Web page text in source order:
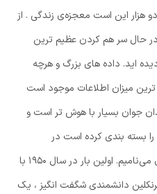
هزار این است معجزه‌ی زندگی . از
در حال سر هم کردن عظیم ترین
اید. داده های بزرگ و هرچه
ترین میزان اطلاعات موجود است
جوان بسیار با هوش تر است و
بسته بندی کرده است در
کریستالی کوچک که ما آنرا دی اِن اِی می‌نامیم. اولین بار در سال ۱۹۵۰ با
دانشمندی شگفت انگیز ، یک